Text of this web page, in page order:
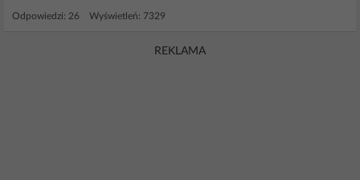
Odpowiedzi: 26 Wyświetleń: 7329
REKLAMA